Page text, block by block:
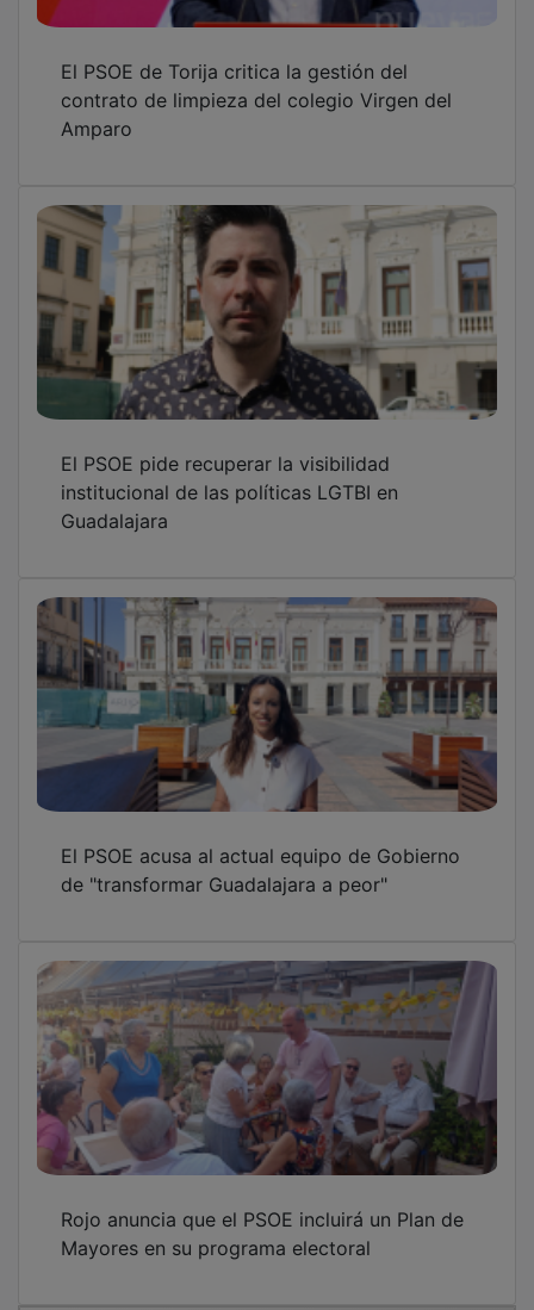
El PSOE de Torija critica la gestión del
contrato de limpieza del colegio Virgen del
Amparo
El PSOE pide recuperar la visibilidad
institucional de las políticas LGTBI en
Guadalajara
El PSOE acusa al actual equipo de Gobierno
de "transformar Guadalajara a peor"
Rojo anuncia que el PSOE incluirá un Plan de
Mayores en su programa electoral